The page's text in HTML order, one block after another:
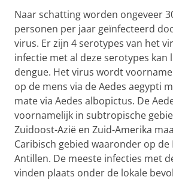
Naar schatting worden ongeveer
personen per jaar geïnfecteerd
virus. Er zijn 4 serotypes van het
infectie met al deze serotypes kan
dengue. Het virus wordt
op de mens via de Aedes aegypti
mate via Aedes albopictus. De
voornamelijk in subtropische
Zuidoost-Azië en Zuid-Amerika
Caribisch gebied waaronder op
Antillen. De meeste infecties met
vinden plaats onder de lokale